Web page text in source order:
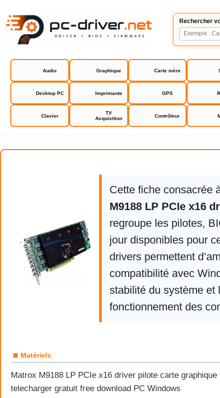
Rechercher
Audio Graphique Carte mère
Desktop PC Imprimante GPS
Clavier
TV
Acquisition
Contrôleur
Matrox M9188 LP PCIe x16
Cette fiche consacrée
M9188 LP PCIe x16
regroupe les pilotes,
jour disponibles pour
drivers permettent
compatibilité avec
stabilité du système et
fonctionnement des
■ Matériels
Matrox M9188 LP PCIe x16 driver pilote carte graphique
telecharger gratuit free download PC Windows